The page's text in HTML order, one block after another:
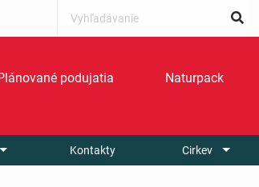
podujatia Naturpack
Kontakty Cirkev